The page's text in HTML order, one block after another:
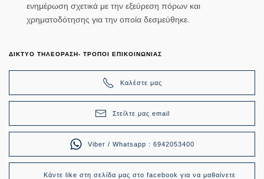
ενημέρωση σχετικά με την εξεύρεση πόρων και
χρηματοδότησης για την οποία δεσμεύθηκε.
ΔΙΚΤΥΟ ΤΗΛΕΟΡΑΣΗ- ΤΡΟΠΟΙ ΕΠΙΚΟΙΝΩΝΙΑΣ
Καλέστε μας
Στείλτε μας email
Viber / Whatsapp : 6942053400
Κάντε like στη σελίδα μας στο facebook για να μαθαίνετε